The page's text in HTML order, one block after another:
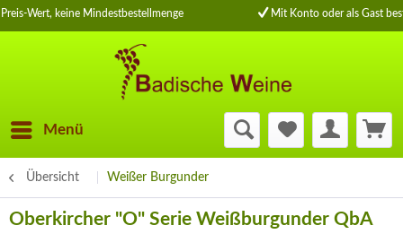
Wert, keine Mindestbestellmenge Mit Konto oder als Gast
Menü
Übersicht Weißer Burgunder
Oberkircher "O" Serie Weißburgunder QbA